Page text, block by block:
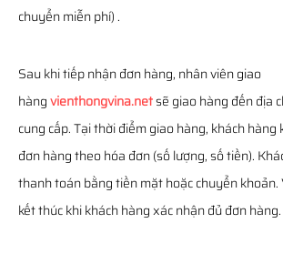
chuyển miễn phí) .
Sau khi tiếp nhận đơn hàng, nhân viên giao
hàngvienthongvina.netsẽ giao hàng đến địa
cung cấp. Tại thời điểm giao hàng, khách hàng
đơn hàng theo hóa đơn (số lượng, số tiền).
thanh toán bằng tiền mặt hoặc chuyển khoản.
kết thúc khi khách hàng xác nhận đủ đơn hàng.